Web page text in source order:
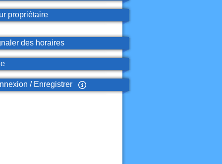
propriétaire
des horaires
/ Enregistrer